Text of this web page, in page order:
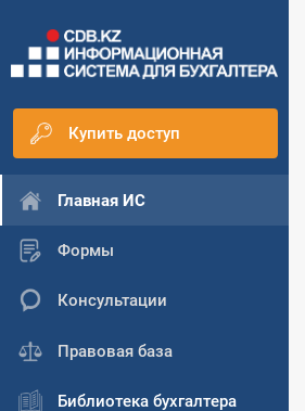
Купить доступ
Главная ИС
Формы
Консультации
Правовая база
Библиотека бухгалтера